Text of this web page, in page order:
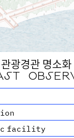
광경관 명소화
facility